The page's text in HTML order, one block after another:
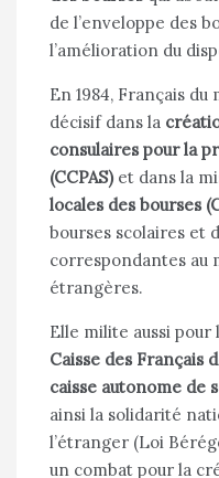
de l’enveloppe des
l’amélioration du
En 1984, Français
décisif dans la
consulaires pour la
(CCPAS) et dans la
locales des bourses
bourses scolaires et
correspondantes au
étrangères.
Elle milite aussi pour
Caisse des Français
caisse autonome de
ainsi la solidarité
l’étranger (Loi
un combat pour la